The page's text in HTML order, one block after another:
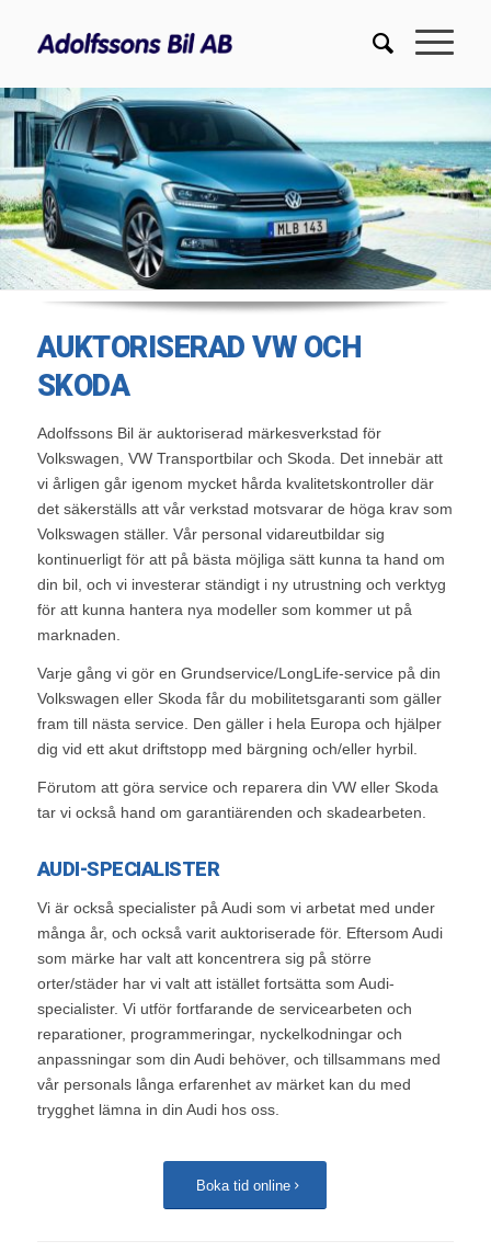
AUKTORISERAD VW OCH
SKODA
Adolfssons Bil är auktoriserad märkesverkstad för
Volkswagen, VW Transportbilar och Skoda. Det innebär att
vi årligen går igenom mycket hårda kvalitetskontroller där
det säkerställs att vår verkstad motsvarar de höga krav som
Volkswagen ställer. Vår personal vidareutbildar sig
kontinuerligt för att på bästa möjliga sätt kunna ta hand om
din bil, och vi investerar ständigt i ny utrustning och verktyg
för att kunna hantera nya modeller som kommer ut på
marknaden.
Varje gång vi gör en Grundservice/LongLife-service på din
Volkswagen eller Skoda får du mobilitetsgaranti som gäller
fram till nästa service. Den gäller i hela Europa och hjälper
dig vid ett akut driftstopp med bärgning och/eller hyrbil.
Förutom att göra service och reparera din VW eller Skoda
tar vi också hand om garantiärenden och skadearbeten.
AUDI-SPECIALISTER
Vi är också specialister på Audi som vi arbetat med under
många år, och också varit auktoriserade för. Eftersom Audi
som märke har valt att koncentrera sig på större
orter/städer har vi valt att istället fortsätta som Audi-
specialister. Vi utför fortfarande de servicearbeten och
reparationer, programmeringar, nyckelkodningar och
anpassningar som din Audi behöver, och tillsammans med
vår personals långa erfarenhet av märket kan du med
trygghet lämna in din Audi hos oss.
Boka tid online